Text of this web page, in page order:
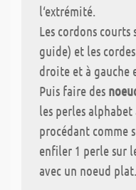
l‘extrémité.
Les cordons
guide) et les
droite et à gauche
Puis faire des
les perles
procédant comme
enfiler 1 perle sur
avec un noeud plat.